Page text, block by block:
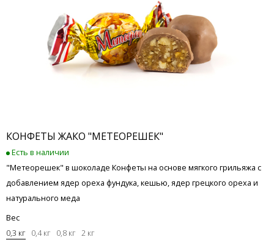
КОНФЕТЫ ЖАКО "МЕТЕОРЕШЕК"
Есть в наличии
"Метеорешек" в шоколаде Конфеты на основе мягкого грильяжа с
добавлением ядер ореха фундука, кешью, ядер грецкого ореха и
натурального меда
Вес
0,3 кг 0,4 кг 0,8 кг 2 кг